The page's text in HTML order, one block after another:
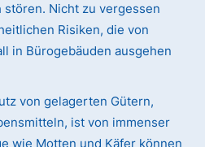
Nicht zu vergessen
Risiken, die von
in Bürogebäuden ausgehen
von gelagerten Gütern,
ist von immenser
wie Motten und Käfer können